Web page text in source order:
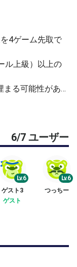
4ゲーム先取で
ル上級）以上の
る可能性があり
6/7 ユーザー
Lv.6
ゲスト3
ゲスト
Lv.6
つっちー